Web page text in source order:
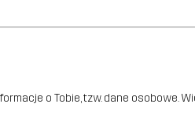
o Tobie, tzw. dane osobowe.